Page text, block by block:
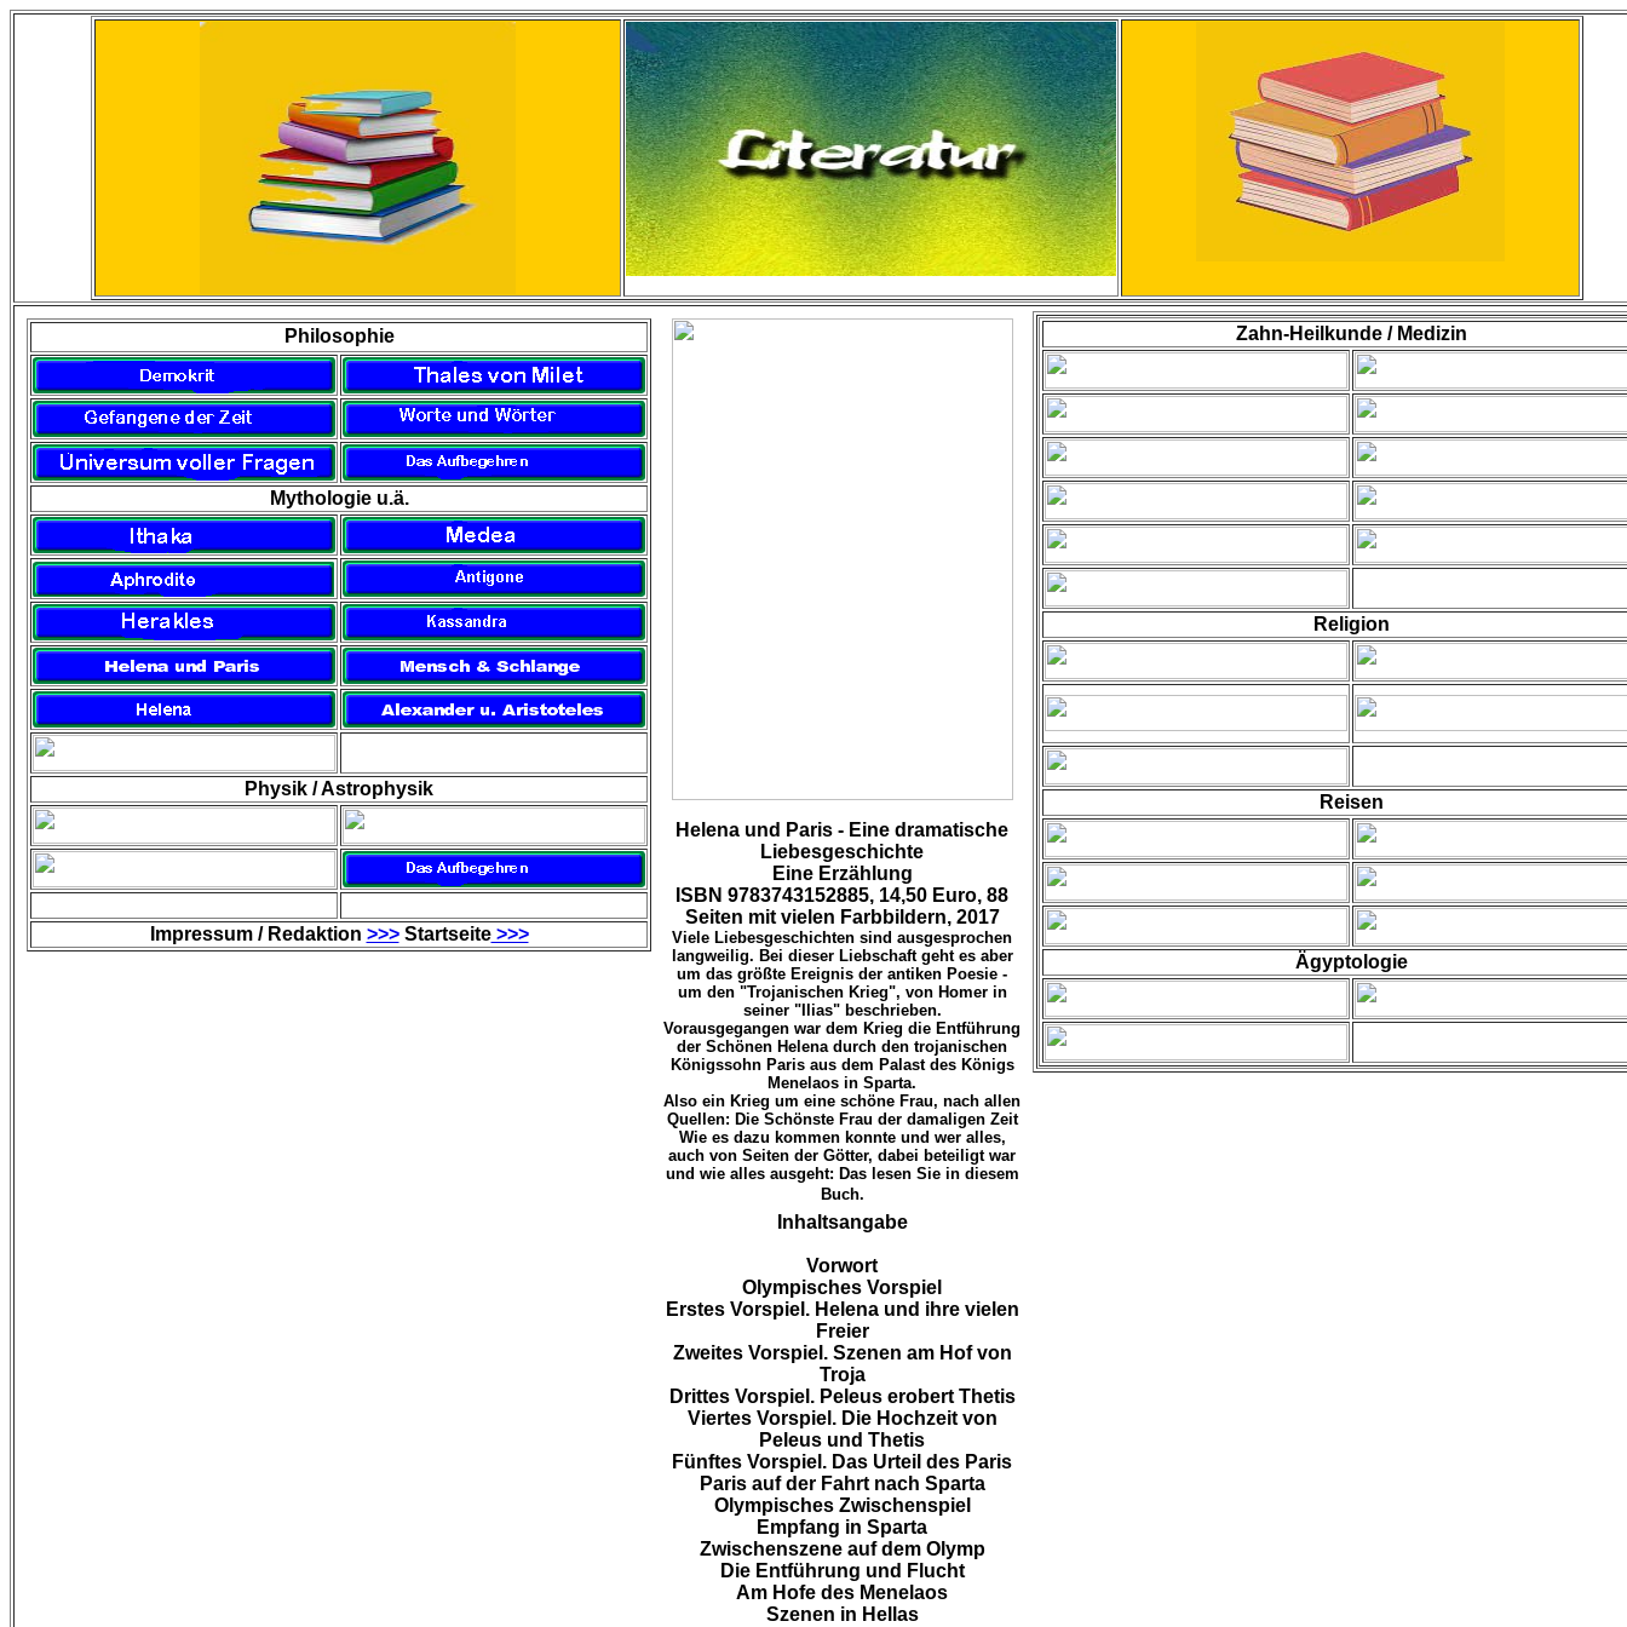
Philosophie
Mythologie u.ä.
Physik / Astrophysik
Impressum / Redaktion >>>Startseite>>>
Helena und Paris - Eine dramatische
Liebesgeschichte
Eine Erzählung
ISBN 9783743152885, 14,50 Euro, 88
Seiten mit vielen Farbbildern, 2017
Viele Liebesgeschichten sind ausgesprochen
langweilig. Bei dieser Liebschaft geht es aber
um das größte Ereignis der antiken Poesie -
um den "Trojanischen Krieg", von Homer in
seiner "Ilias" beschrieben.
Vorausgegangen war dem Krieg die Entführung
der Schönen Helena durch den trojanischen
Königssohn Paris aus dem Palast des Königs
Menelaos in Sparta.
Also ein Krieg um eine schöne Frau, nach allen
Quellen: Die Schönste Frau der damaligen Zeit
Wie es dazu kommen konnte und wer alles,
auch von Seiten der Götter, dabei beteiligt war
und wie alles ausgeht: Das lesen Sie in diesem
Buch.
Inhaltsangabe
Vorwort
Olympisches Vorspiel
Erstes Vorspiel. Helena und ihre vielen
Freier
Zweites Vorspiel. Szenen am Hof von
Troja
Drittes Vorspiel. Peleus erobert Thetis
Viertes Vorspiel. Die Hochzeit von
Peleus und Thetis
Fünftes Vorspiel. Das Urteil des Paris
Paris auf der Fahrt nach Sparta
Olympisches Zwischenspiel
Empfang in Sparta
Zwischenszene auf dem Olymp
Die Entführung und Flucht
Am Hofe des Menelaos
Szenen in Hellas
Zahn-Heilkunde / Medizin
Religion
Reisen
Ägyptologie